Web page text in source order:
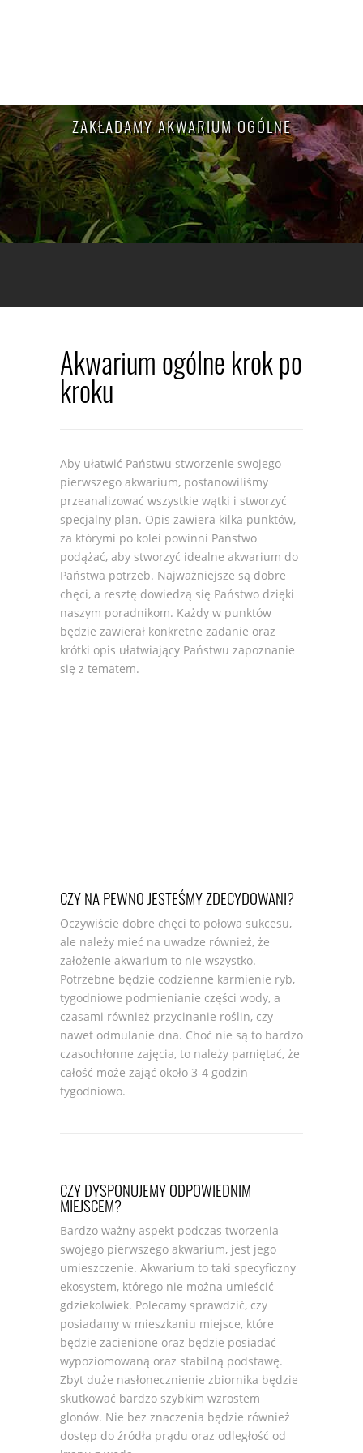
ZAKŁADAMY AKWARIUM OGÓLNE
Akwarium ogólne krok po
kroku
Aby ułatwić Państwu stworzenie swojego
pierwszego akwarium, postanowiliśmy
przeanalizować wszystkie wątki i stworzyć
specjalny plan. Opis zawiera kilka punktów,
za którymi po kolei powinni Państwo
podążać, aby stworzyć idealne akwarium do
Państwa potrzeb. Najważniejsze są dobre
chęci, a resztę dowiedzą się Państwo dzięki
naszym poradnikom. Każdy w punktów
będzie zawierał konkretne zadanie oraz
krótki opis ułatwiający Państwu zapoznanie
się z tematem.
CZY NA PEWNO JESTEŚMY ZDECYDOWANI?
Oczywiście dobre chęci to połowa sukcesu,
ale należy mieć na uwadze również, że
założenie akwarium to nie wszystko.
Potrzebne będzie codzienne karmienie ryb,
tygodniowe podmienianie części wody, a
czasami również przycinanie roślin, czy
nawet odmulanie dna. Choć nie są to bardzo
czasochłonne zajęcia, to należy pamiętać, że
całość może zająć około 3-4 godzin
tygodniowo.
CZY DYSPONUJEMY ODPOWIEDNIM
MIEJSCEM?
Bardzo ważny aspekt podczas tworzenia
swojego pierwszego akwarium, jest jego
umieszczenie. Akwarium to taki specyficzny
ekosystem, którego nie można umieścić
gdziekolwiek. Polecamy sprawdzić, czy
posiadamy w mieszkaniu miejsce, które
będzie zacienione oraz będzie posiadać
wypoziomowaną oraz stabilną podstawę.
Zbyt duże nasłonecznienie zbiornika będzie
skutkować bardzo szybkim wzrostem
glonów. Nie bez znaczenia będzie również
dostęp do źródła prądu oraz odległość od